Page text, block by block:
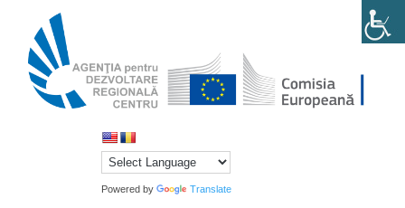
Powered by Translate